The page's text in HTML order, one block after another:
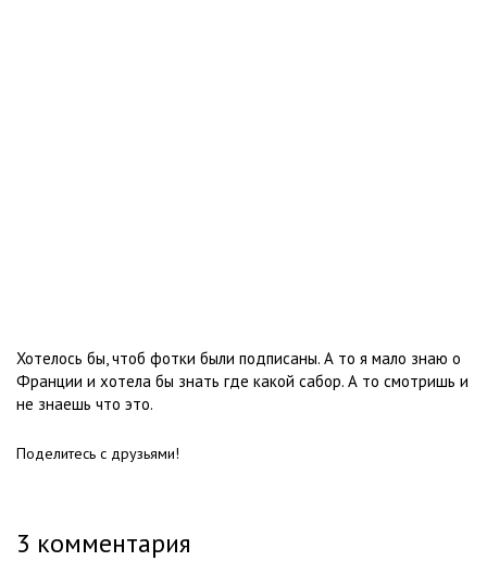
Хотелось бы, чтоб фотки были подписаны. А то я мало знаю о
Франции и хотела бы знать где какой сабор. А то смотришь и
не знаешь что это.
Поделитесь с друзьями!
3 комментария